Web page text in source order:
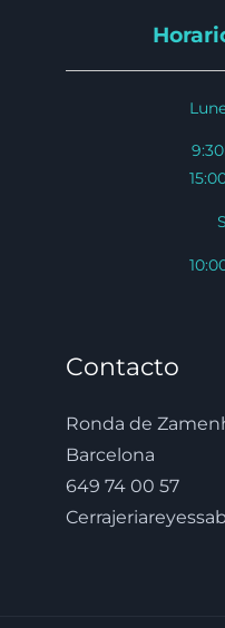
Contacto
Ronda de
Barcelona
649 74 00 57